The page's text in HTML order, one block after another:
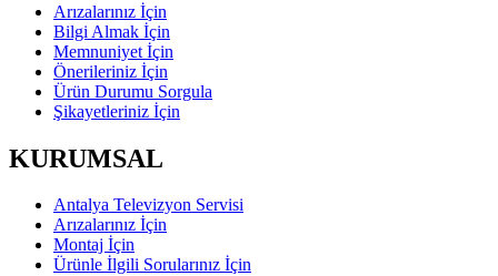
Arızalarınız İçin
Bilgi Almak İçin
Memnuniyet İçin
Önerileriniz İçin
Ürün Durumu Sorgula
Şikayetleriniz İçin
KURUMSAL
Antalya Televizyon Servisi
Arızalarınız İçin
Montaj İçin
Ürünle İlgili Sorularınız İçin